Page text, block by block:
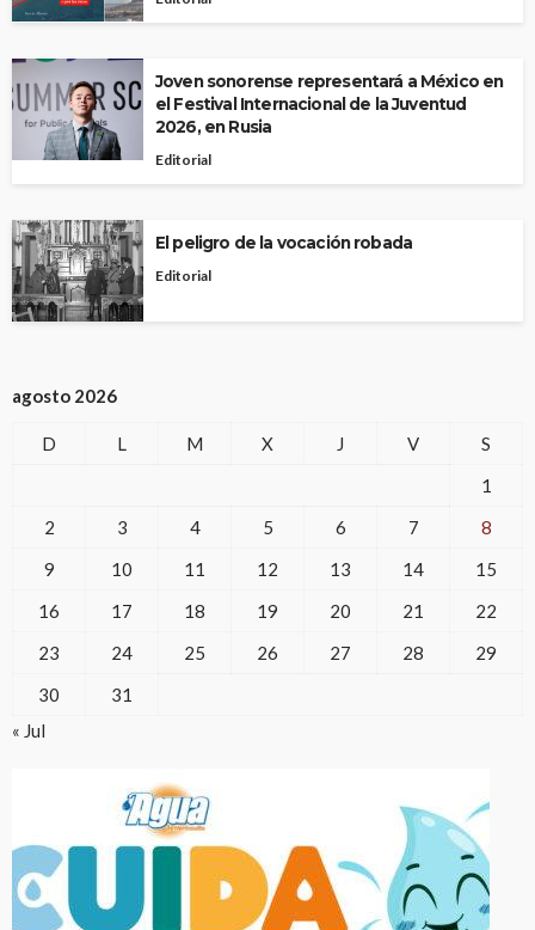
Joven sonorense representará a México en
el Festival Internacional de la Juventud
2026, en Rusia
Editorial
El peligro de la vocación robada
Editorial
agosto 2026
D L M X J V
S
1
2
3 4 5 6 7
8
9
10 11 12 13 14
15
16
17 18 19 20 21
22
23
24 25 26 27 28
29
30
31
« Jul